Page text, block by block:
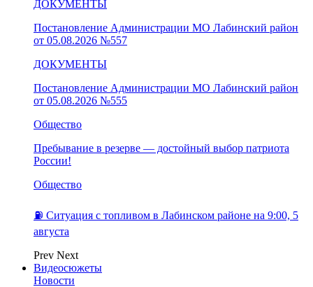
ДОКУМЕНТЫ
Постановление Администрации МО Лабинский район
от 05.08.2026 №557
ДОКУМЕНТЫ
Постановление Администрации МО Лабинский район
от 05.08.2026 №555
Общество
Пребывание в резерве — достойный выбор патриота
России!
Общество
⛽️ Ситуация с топливом в Лабинском районе на 9:00, 5
августа
Prev Next
Видеосюжеты
Новости